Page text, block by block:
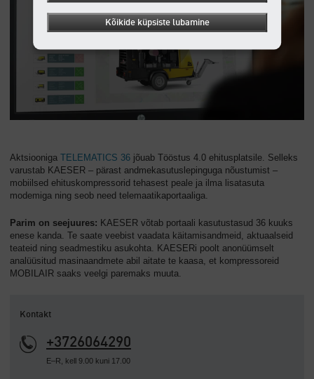
Aktsiooniga TELEMATICS 36 jõuab Tööstus 4.0 ehitusplatsile. Selleks
varustab KAESER – pärast andmekasutuslepinguga nõustumist –
mobiilsed ehituskompressorid tehasest peale ja ilma lisatasuta
modemiga ning seob need telemaatikaportaaliga.
Parim on seejuures: KAESER võtab portaali kasutustasud 36 kuuks
enese kanda. Te saate veebist vaadata käitamisandmeid, aktuaalseid
teateid ning seadmestiku asukohta. KAESERi poolt anonüümselt
analüüsitud masinaandmete abil aitate te kaasa, et kompressoreid
MOBILAIR saaks veelgi paremaks muuta.
Kontakt
+3726064290
E–R, kell 9.00 kuni 17.00
Kõikide küpsiste lubamine